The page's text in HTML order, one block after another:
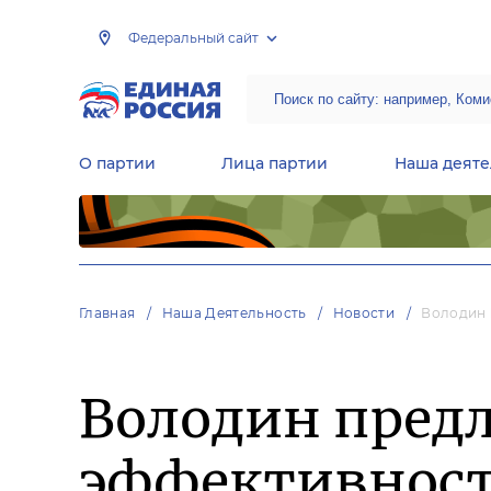
Федеральный сайт
О партии Лица партии Наша
Главная Наша Деятельность Новости Володин
Володин